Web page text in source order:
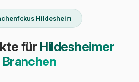
Hildesheim
für Hildesheimer
Branchen